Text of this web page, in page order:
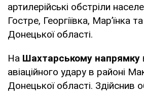
артилерійські обстріли
Гостре, Георгіївка, Мар’їнка
Донецької області.
На Шахтарському напрямку
авіаційного удару в районі
Донецької області. Здійснив